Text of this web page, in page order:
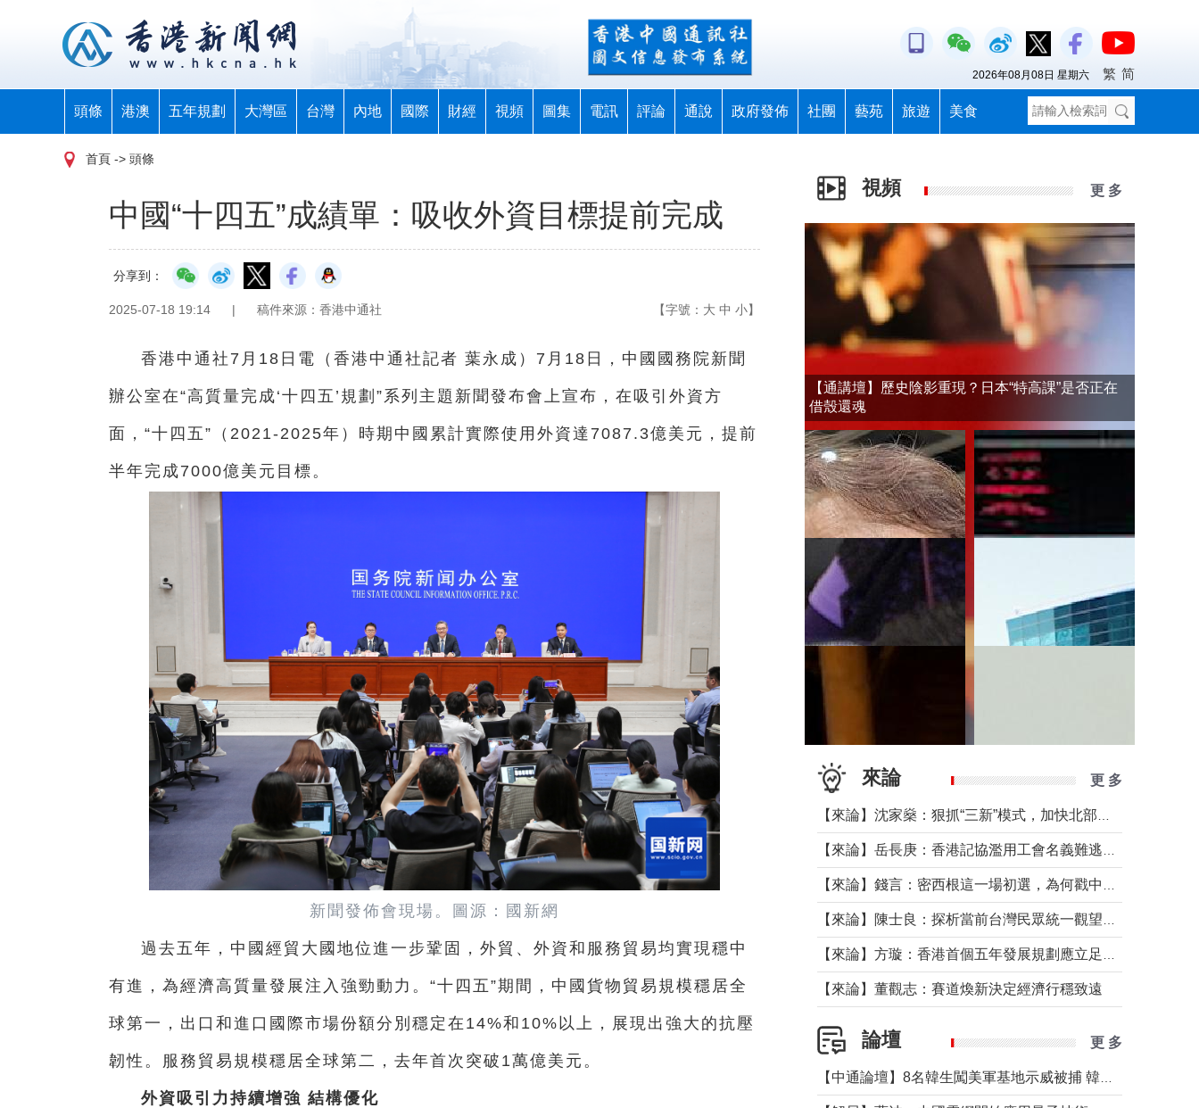
頭條 港澳 五年規劃 大灣區 台灣 內地 國際 財經 視頻 圖集 電訊 評論 通說 政府發佈 社團 藝苑 旅遊 美食
2026年08月08日 星期六 繁 简
首頁 -> 頭條
中國“十四五”成績單：吸收外資目標提前完成
分享到：
2025-07-18 19:14 | 稿件來源：香港中通社 【字號： 大 中 小】
香港中通社7月18日電（ 香港中通社記者 葉永成 ） 7月18日，中國國務院新聞
辦公室在“高質量完成‘十四五’規劃”系列主題新聞發布會上宣布，在吸引外資方
面，“十四五”（2021-2025年）時期中國累計實際使用外資達7087.3億美元，提前
半年完成7000億美元目標。
新聞發佈會現場。圖源：國新網
過去五年，中國經貿大國地位進一步鞏固，外貿、外資和服務貿易均實現穩中
有進，為經濟高質量發展注入強勁動力。“十四五”期間，中國貨物貿易規模穩居全
球第一，出口和進口國際市場份額分別穩定在14%和10%以上，展現出強大的抗壓
韌性。服務貿易規模穩居全球第二，去年首次突破1萬億美元。
外資吸引力持續增強 結構優化
視頻 更 多
【通講壇】歷史陰影重現？日本“特高課”是否正在
借殼還魂
來論 更 多
【來論】董觀志：賽道煥新決定經濟行穩致遠
論壇 更 多